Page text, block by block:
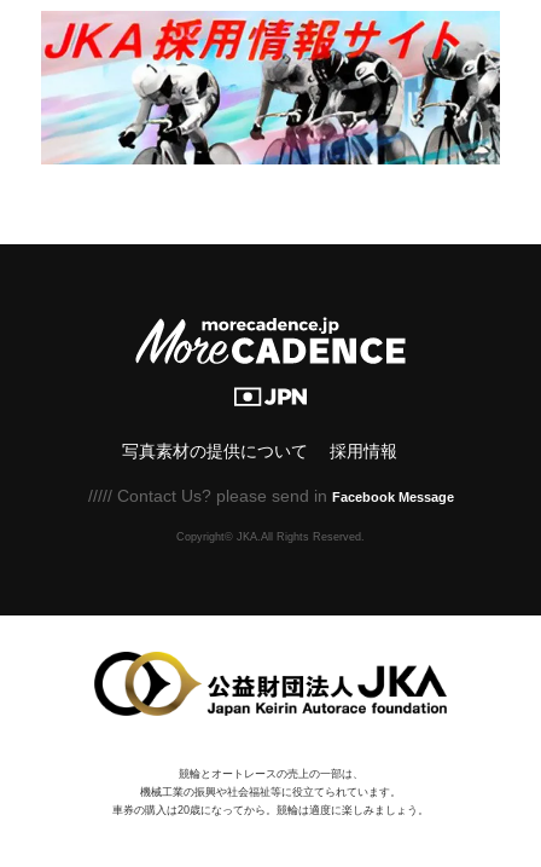
写真素材の提供について 採用情報
///// Contact Us? please send in Facebook Message
Copyright© JKA.All Rights Reserved.
競輪とオートレースの売上の一部は、
機械⼯業の振興や社会福祉等に役⽴てられています。
車券の購入は20歳になってから。競輪は適度に楽しみましょう。